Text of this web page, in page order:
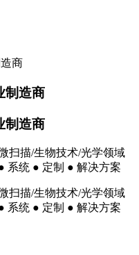
制造商
制造商
扫描/生物技术/光学领域
系统 ● 定制 ● 解决方案
扫描/生物技术/光学领域
系统 ● 定制 ● 解决方案